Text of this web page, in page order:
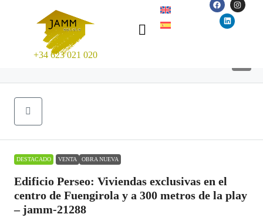
+34 623 021 020
DESTACADO VENTA OBRA NUEVA
Edificio Perseo: Viviendas exclusivas en el
centro de Fuengirola y a 300 metros de la play
– jamm-21288